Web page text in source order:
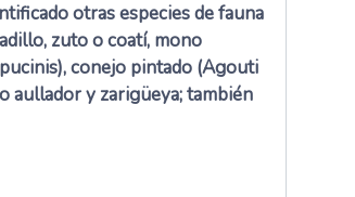
otras especies de fauna
zuto o coatí, mono
conejo pintado (Agouti
aullador y zarigüeya; también